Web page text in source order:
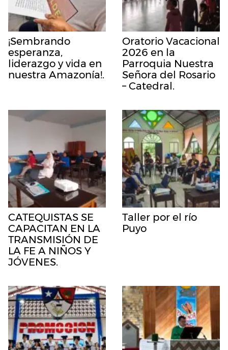
¡Sembrando
esperanza,
liderazgo y vida en
nuestra Amazonía!.
Oratorio Vacacional
2026 en la
Parroquia Nuestra
Señora del Rosario
– Catedral.
CATEQUISTAS SE
CAPACITAN EN LA
TRANSMISIÓN DE
LA FE A NIÑOS Y
JÓVENES.
Taller por el río
Puyo